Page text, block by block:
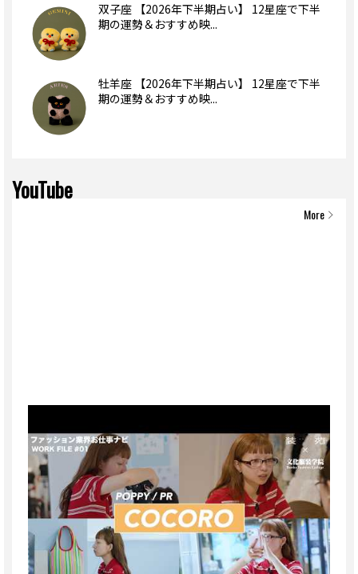
双子座 【2026年下半期占い】 12星座で下半
期の運勢＆おすすめ映...
牡羊座 【2026年下半期占い】 12星座で下半
期の運勢＆おすすめ映...
YouTube
More